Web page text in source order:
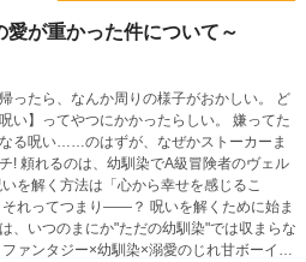
が重かった件について～
ったら、なんか周りの様子がおかしい。 ど
】ってやつにかかったらしい。 嫌ってた
る呪い……のはずが、なぜかストーカーま
ヴェル
を解く方法は「心から幸せを感じるこ
、いつのまにか"ただの幼馴染"では収まらな